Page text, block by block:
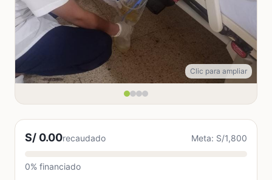
Clic para ampliar
S/ 0.00recaudado Meta: S/1,800
0% financiado